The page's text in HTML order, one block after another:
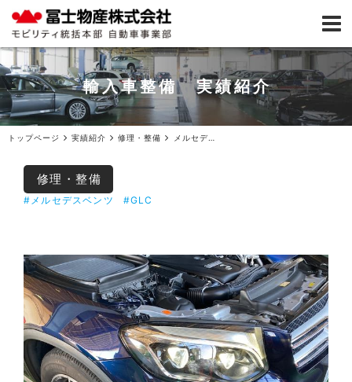
輸入車整備 実績紹介
トップページ 実績紹介 修理・整備 メルセデスベンツGLCバッテリー交換ご入庫
修理・整備
#メルセデスベンツ #GLC